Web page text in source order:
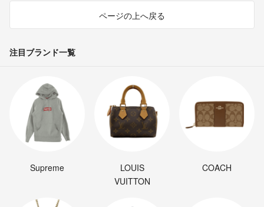
ページの上へ戻る
注目ブランド一覧
Supreme
LOUIS
VUITTON
COACH